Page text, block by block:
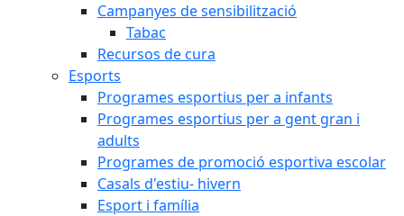
Campanyes de sensibilització
Tabac
Recursos de cura
Esports
Programes esportius per a infants
Programes esportius per a gent gran i
adults
Programes de promoció esportiva escolar
Casals d'estiu- hivern
Esport i família